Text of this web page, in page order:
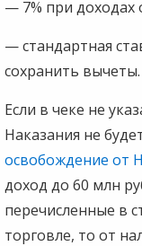
— 7% при доходах
— стандартная
сохранить вычеты.
Если в чеке не
Наказания не
освобождение от
доход до 60 млн
перечисленные в
торговле, то от